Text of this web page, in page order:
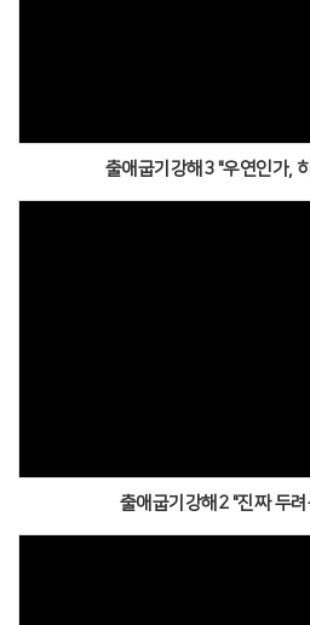
출애굽기강해3 "우연인가,
출애굽기강해2 "진짜 두